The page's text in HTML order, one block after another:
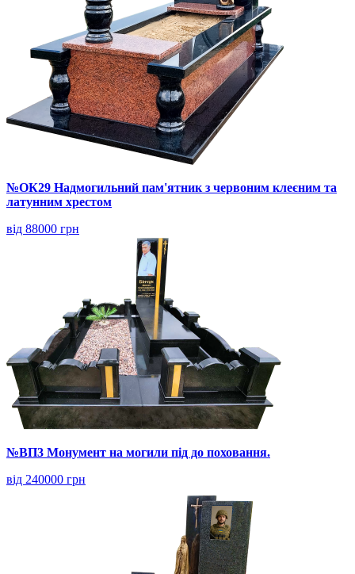
№ОК29 Надмогильний пам'ятник з червоним клеєним та
латунним хрестом
від 88000 грн
№ВП3 Монумент на могили під до поховання.
від 240000 грн